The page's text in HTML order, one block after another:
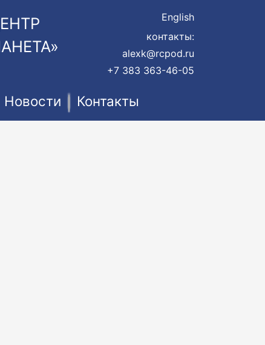
English
контакты:
alexk@rcpod.ru
+7 383 363-46-05
Новости Контакты